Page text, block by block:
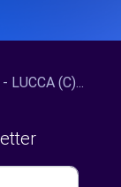
LUCCA (C)...